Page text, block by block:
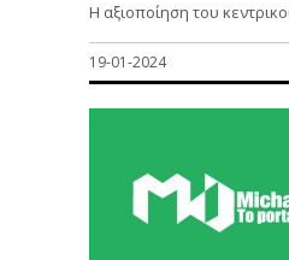
Η αξιοποίηση του
19-01-2024